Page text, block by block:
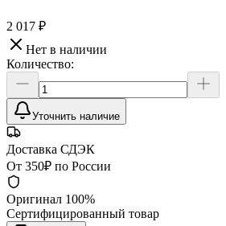
2 017 ₽
Нет в наличии
Количество:
Уточнить наличие
Доставка СДЭК
От 350₽ по России
Оригинал 100%
Сертифицированный товар